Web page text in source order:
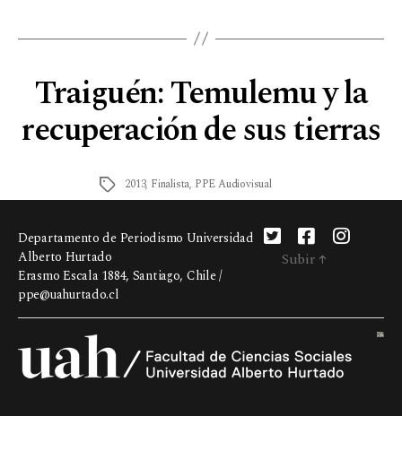
Traiguén: Temulemu y la
recuperación de sus tierras
2013, Finalista, PPE Audiovisual
Departamento de Periodismo Universidad
Alberto Hurtado
Erasmo Escala 1884, Santiago, Chile /
ppe@uahurtado.cl
Subir ↑